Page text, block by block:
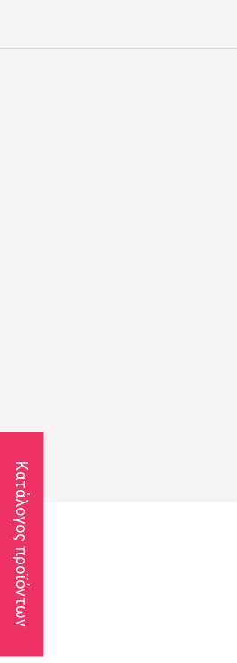
Κατάλογος προϊόντων